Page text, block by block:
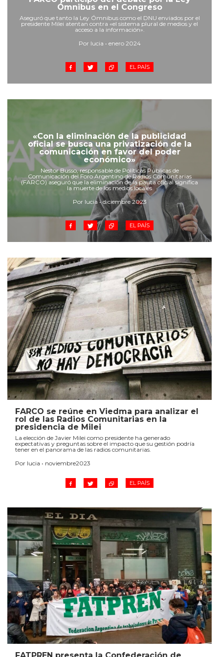
Cruz del Eje
Corredor de Ansenuza
La Carlota y zona
Laboulaye y sur
Río Tercero
Despeñaderos
Ómnibus en el Congreso
Aseguró que tanto la Ley Ómnibus como el DNU enviados por el
presidente Milei atentan contra «el sistema plural de medios y el
acceso a la información».
Por lucia • enero 2024
EL PAÍS
«Con la eliminación de la publicidad
oficial se busca una privatización de la
comunicación en favor del poder
económico»
Nestor Busso, responsable de Políticas Públicas de
Comunicación del Foro Argentino de Radios Comunitarias
(FARCO) aseguró que la eliminación de la pauta oficial significa
la muerte de los medios locales
Por lucia • diciembre 2023
EL PAÍS
FARCO se reúne en Viedma para analizar el
rol de las Radios Comunitarias en la
presidencia de Milei
La elección de Javier Milei como presidente ha generado
expectativas y preguntas sobre el impacto que su gestión podría
tener en el panorama de las radios comunitarias.
Por lucia • noviembre2023
EL PAÍS